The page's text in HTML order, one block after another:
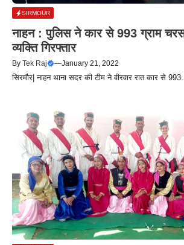
SIRMOUR
नाहन : पुलिस ने कार से 993 ग्राम
व्यक्ति गिरफ्तार
By Tek Raj —January 21, 2022
सिरमौर| नाहन थाना सदर की टीम ने वीरवार रात कार से